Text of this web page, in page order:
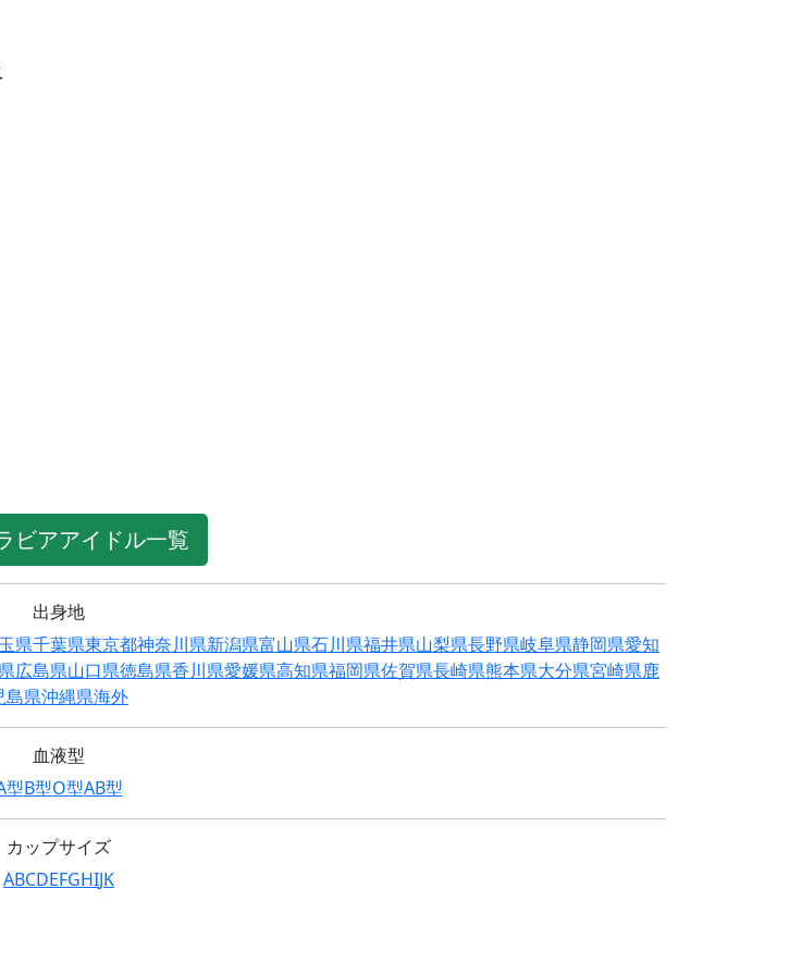
ビアアイドル一覧
出身地
県千葉県東京都神奈川県新潟県富山県石川県福井県山梨県長野県岐阜県静岡県愛知
広島県山口県徳島県香川県愛媛県高知県福岡県佐賀県長崎県熊本県大分県宮崎県鹿
島県沖縄県海外
血液型
型B型O型AB型
カップサイズ
ABCDEFGHIJK